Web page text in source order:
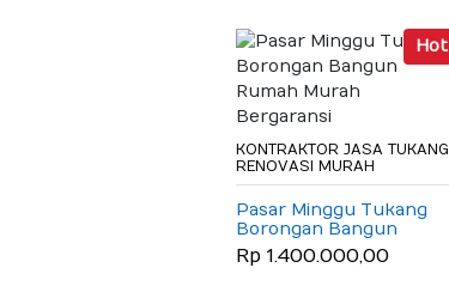
Hot
KONTRAKTOR JASA TUKANG
RENOVASI MURAH
Pasar Minggu Tukang
Borongan Bangun
Rumah Murah
Bergaransi
Rp 1.400.000,00